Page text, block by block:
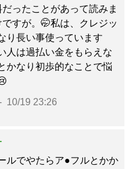
ったことがあって読みま
ですが。🤭私は、クレジッ
り長い事使っています
人は過払い金をもらえな
かなり初歩的なことで悩
10/19 23:26
ルでやたらア●フルとかか